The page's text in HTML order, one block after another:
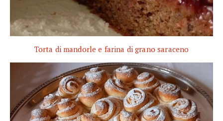
Torta di mandorle e farina di grano saraceno